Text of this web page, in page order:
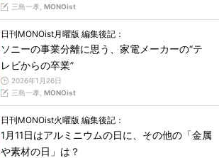
三島一孝, MONOist
日刊MONOist月曜版 編集後記：
ソニーの事業分離に思う、家電メーカーの“テ
レビからの卒業”
2026年1月26日
三島一孝, MONOist
日刊MONOist火曜版 編集後記：
1月11日はアルミニウムの日に、その他の「金属
や素材の日」は？